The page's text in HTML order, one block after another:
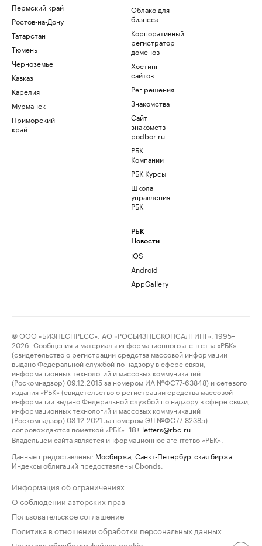
Пермский край
Ростов-на-Дону
Татарстан
Тюмень
Черноземье
Кавказ
Карелия
Мурманск
Приморский
край
Облако для
бизнеса
Корпоративный
регистратор
доменов
Хостинг
сайтов
Рег.решения
Знакомства
Сайт
знакомств
podbor.ru
РБК
Компании
РБК Курсы
Школа
управления
РБК
РБК
Новости
iOS
Android
AppGallery
© ООО «БИЗНЕСПРЕСС», АО «РОСБИЗНЕСКОНСАЛТИНГ», 1995–
2026. Сообщения и материалы информационного агентства «РБК»
(свидетельство о регистрации средства массовой информации
выдано Федеральной службой по надзору в сфере связи,
информационных технологий и массовых коммуникаций
(Роскомнадзор) 09.12.2015 за номером ИА №ФС77-63848) и сетевого
издания «РБК» (свидетельство о регистрации средства массовой
информации выдано Федеральной службой по надзору в сфере связи,
информационных технологий и массовых коммуникаций
(Роскомнадзор) 03.12.2021 за номером ЭЛ №ФС77-82385)
сопровождаются пометкой «РБК».
18+ letters@rbc.ru
Владельцем сайта является информационное агентство «РБК».
Данные предоставлены: Мосбиржа Санкт-Петербургская биржа
Индексы облигаций предоставлены Cbonds.
Информация об ограничениях
О соблюдении авторских прав
Пользовательское соглашение
Политика в отношении обработки персональных данных